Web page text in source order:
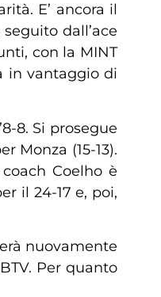
E’ ancora il
dall’ace
con la MINT
in vantaggio di
8. Si prosegue
Monza (15-13).
Coelho è
il 24-17 e, poi,
nuovamente
Per quanto